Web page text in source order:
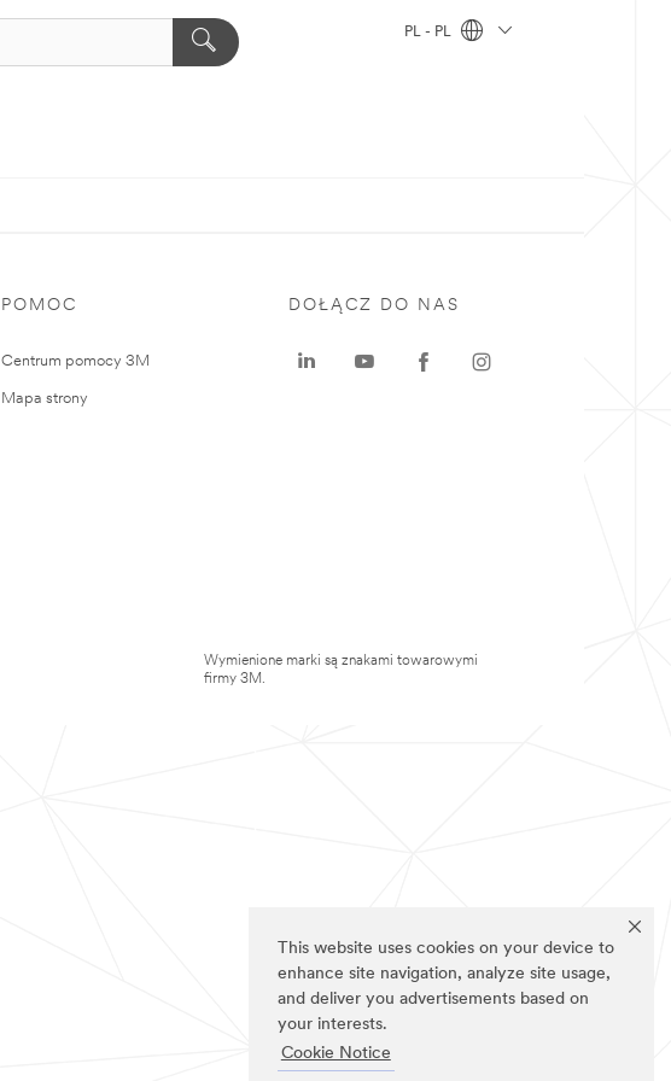
This website uses cookies on your device to
enhance site navigation, analyze site usage,
and deliver you advertisements based on
your interests.
Cookie Notice
PL - PL
POMOC
Centrum pomocy 3M
Mapa strony
DOŁĄCZ DO NAS
Wymienione marki są znakami towarowymi
firmy 3M.